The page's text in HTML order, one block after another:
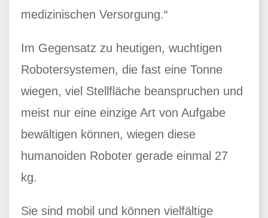
medizinischen Versorgung.“
Im Gegensatz zu heutigen, wuchtigen
Robotersystemen, die fast eine Tonne
wiegen, viel Stellfläche beanspruchen und
meist nur eine einzige Art von Aufgabe
bewältigen können, wiegen diese
humanoiden Roboter gerade einmal 27
kg.
Sie sind mobil und können vielfältige